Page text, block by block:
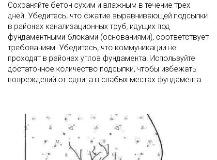
Сохраняйте бетон сухим и влажным в течение трех
дней. Убедитесь, что сжатие выравнивающей подсыпки
в районах канализационных труб, идущих под
фундаментными блоками (основаниями), соответствует
требованиям. Убедитесь, что коммуникации не
проходят в районах углов фундамента. Используйте
достаточное количество подсыпки, чтобы избежать
повреждений от сдвига в слабых местах фундамента.